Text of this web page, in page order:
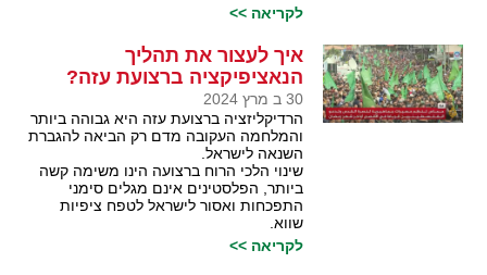
לקריאה >>
איך לעצור את תהליך
הנאציפיקציה ברצועת עזה?
30 ב מרץ 2024
הרדיקליזציה ברצועת עזה היא גבוהה ביותר
והמלחמה העקובה מדם רק הביאה להגברת
השנאה לישראל.
שינוי הלכי הרוח ברצועה הינו משימה קשה
ביותר, הפלסטינים אינם מגלים סימני
התפכחות ואסור לישראל לטפח ציפיות
שווא.
לקריאה >>